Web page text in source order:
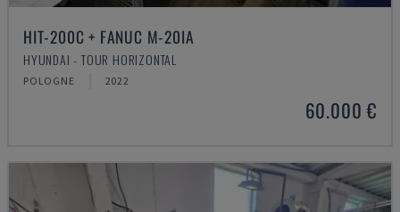
HIT-200C + FANUC M-20IA
HYUNDAI - TOUR HORIZONTAL
POLOGNE 2022
60.000 €